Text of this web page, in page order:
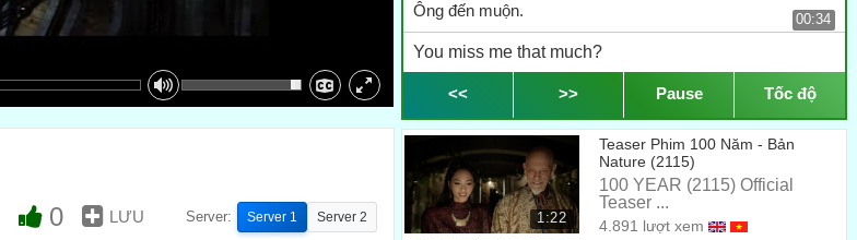
Ông đến muộn.
00:34
You miss me that much?
00:34
2015.
2015.
Thrilling...
Thật xúc động...
<< >> Pause Tốc độ
0 LƯU Server: Server 1 Server 2 1:22
Teaser Phim 100 Năm - Bản
Nature (2115)
100 YEAR (2115) Official
Teaser ...
4.891 lượt xem